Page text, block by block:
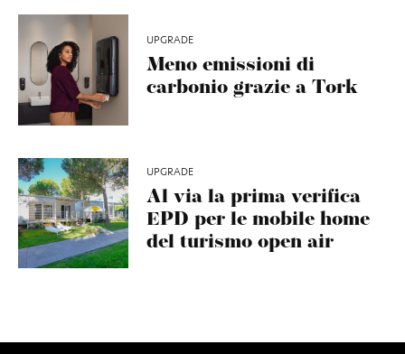
UPGRADE
Meno emissioni di
carbonio grazie a Tork
UPGRADE
Al via la prima verifica
EPD per le mobile home
del turismo open air